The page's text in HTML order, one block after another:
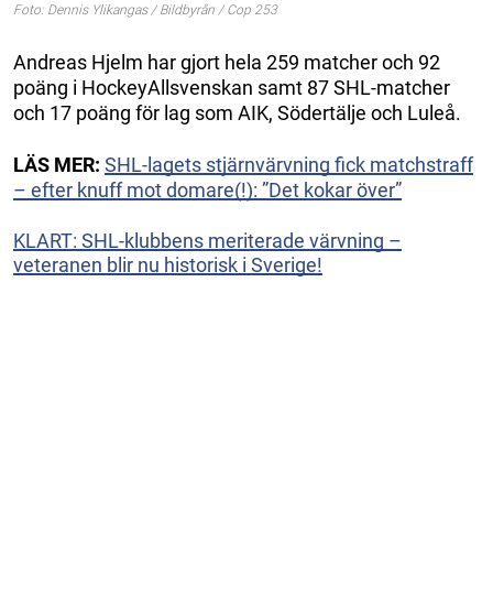
Foto: Dennis Ylikangas / Bildbyrån / Cop 253
Andreas Hjelm har gjort hela 259 matcher och 92
poäng i HockeyAllsvenskan samt 87 SHL-matcher
och 17 poäng för lag som AIK, Södertälje och Luleå.
LÄS MER: SHL-lagets stjärnvärvning fick matchstraff
– efter knuff mot domare(!): ”Det kokar över”
KLART: SHL-klubbens meriterade värvning –
veteranen blir nu historisk i Sverige!